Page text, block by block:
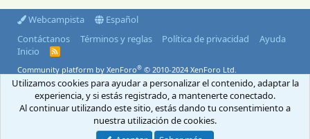
Webcampista
Español
Contáctanos
Términos y reglas Política de privacidad
Ayuda
Inicio
R
S
Community platform by XenForo® © 2010-2024 XenForo Ltd.
© 2004-2026 Webcampista.com
Aviso Legal
Política de privacidad
Menú profesionales
Política de cookies
Utilizamos cookies para ayudar a personalizar el contenido, adaptar la
experiencia, y si estás registrado, a mantenerte conectado.
Al continuar utilizando este sitio, estás dando tu consentimiento a
nuestra utilización de cookies.